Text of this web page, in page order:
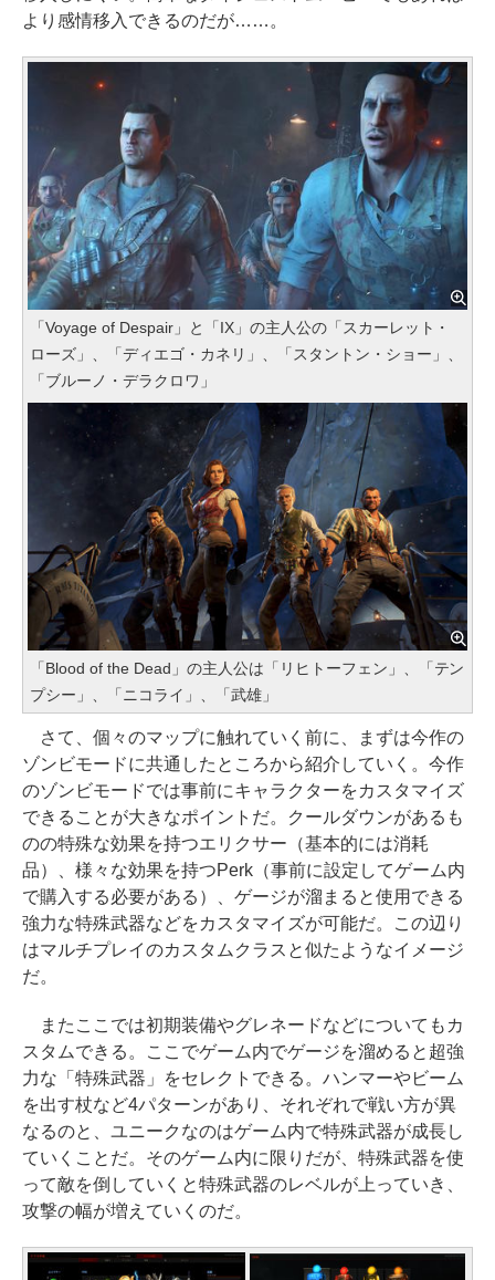
より感情移入できるのだが……。
「Voyage of Despair」と「IX」の主人公の「スカーレット・
ローズ」、「ディエゴ・カネリ」、「スタントン・ショー」、
「ブルーノ・デラクロワ」
「Blood of the Dead」の主人公は「リヒトーフェン」、「テン
プシー」、「ニコライ」、「武雄」
さて、個々のマップに触れていく前に、まずは今作の
ゾンビモードに共通したところから紹介していく。今作
のゾンビモードでは事前にキャラクターをカスタマイズ
できることが大きなポイントだ。クールダウンがあるも
のの特殊な効果を持つエリクサー（基本的には消耗
品）、様々な効果を持つPerk（事前に設定してゲーム内
で購入する必要がある）、ゲージが溜まると使用できる
強力な特殊武器などをカスタマイズが可能だ。この辺り
はマルチプレイのカスタムクラスと似たようなイメージ
だ。
またここでは初期装備やグレネードなどについてもカ
スタムできる。ここでゲーム内でゲージを溜めると超強
力な「特殊武器」をセレクトできる。ハンマーやビーム
を出す杖など4パターンがあり、それぞれで戦い方が異
なるのと、ユニークなのはゲーム内で特殊武器が成長し
ていくことだ。そのゲーム内に限りだが、特殊武器を使
って敵を倒していくと特殊武器のレベルが上っていき、
攻撃の幅が増えていくのだ。